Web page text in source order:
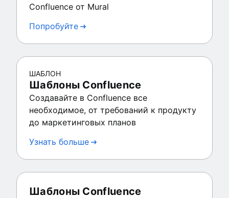
Confluence от Mural
Попробуйте
ШАБЛОН
Шаблоны Confluence
Создавайте в Confluence все
необходимое, от требований к продукту
до маркетинговых планов
Узнать больше
Шаблоны Confluence